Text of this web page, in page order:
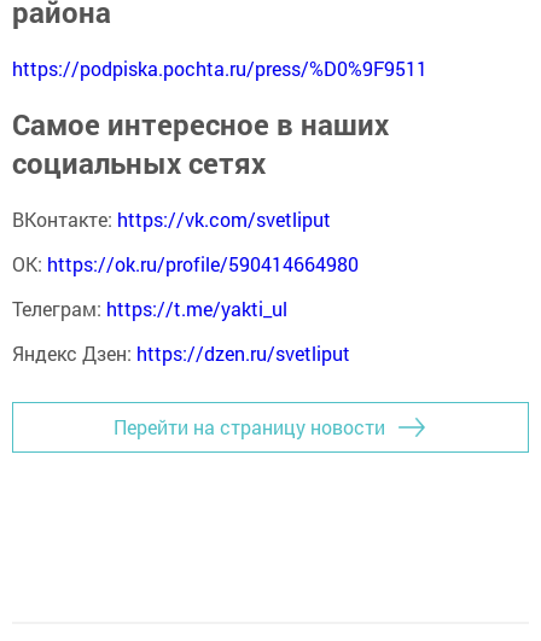
района
https://podpiska.pochta.ru/press/%D0%9F9511
Самое интересное в наших
социальных сетях
ВКонтакте: https://vk.com/svetliput
ОК: https://ok.ru/profile/590414664980
Телеграм: https://t.me/yakti_ul
Яндекс Дзен: https://dzen.ru/svetliput
Перейти на страницу новости